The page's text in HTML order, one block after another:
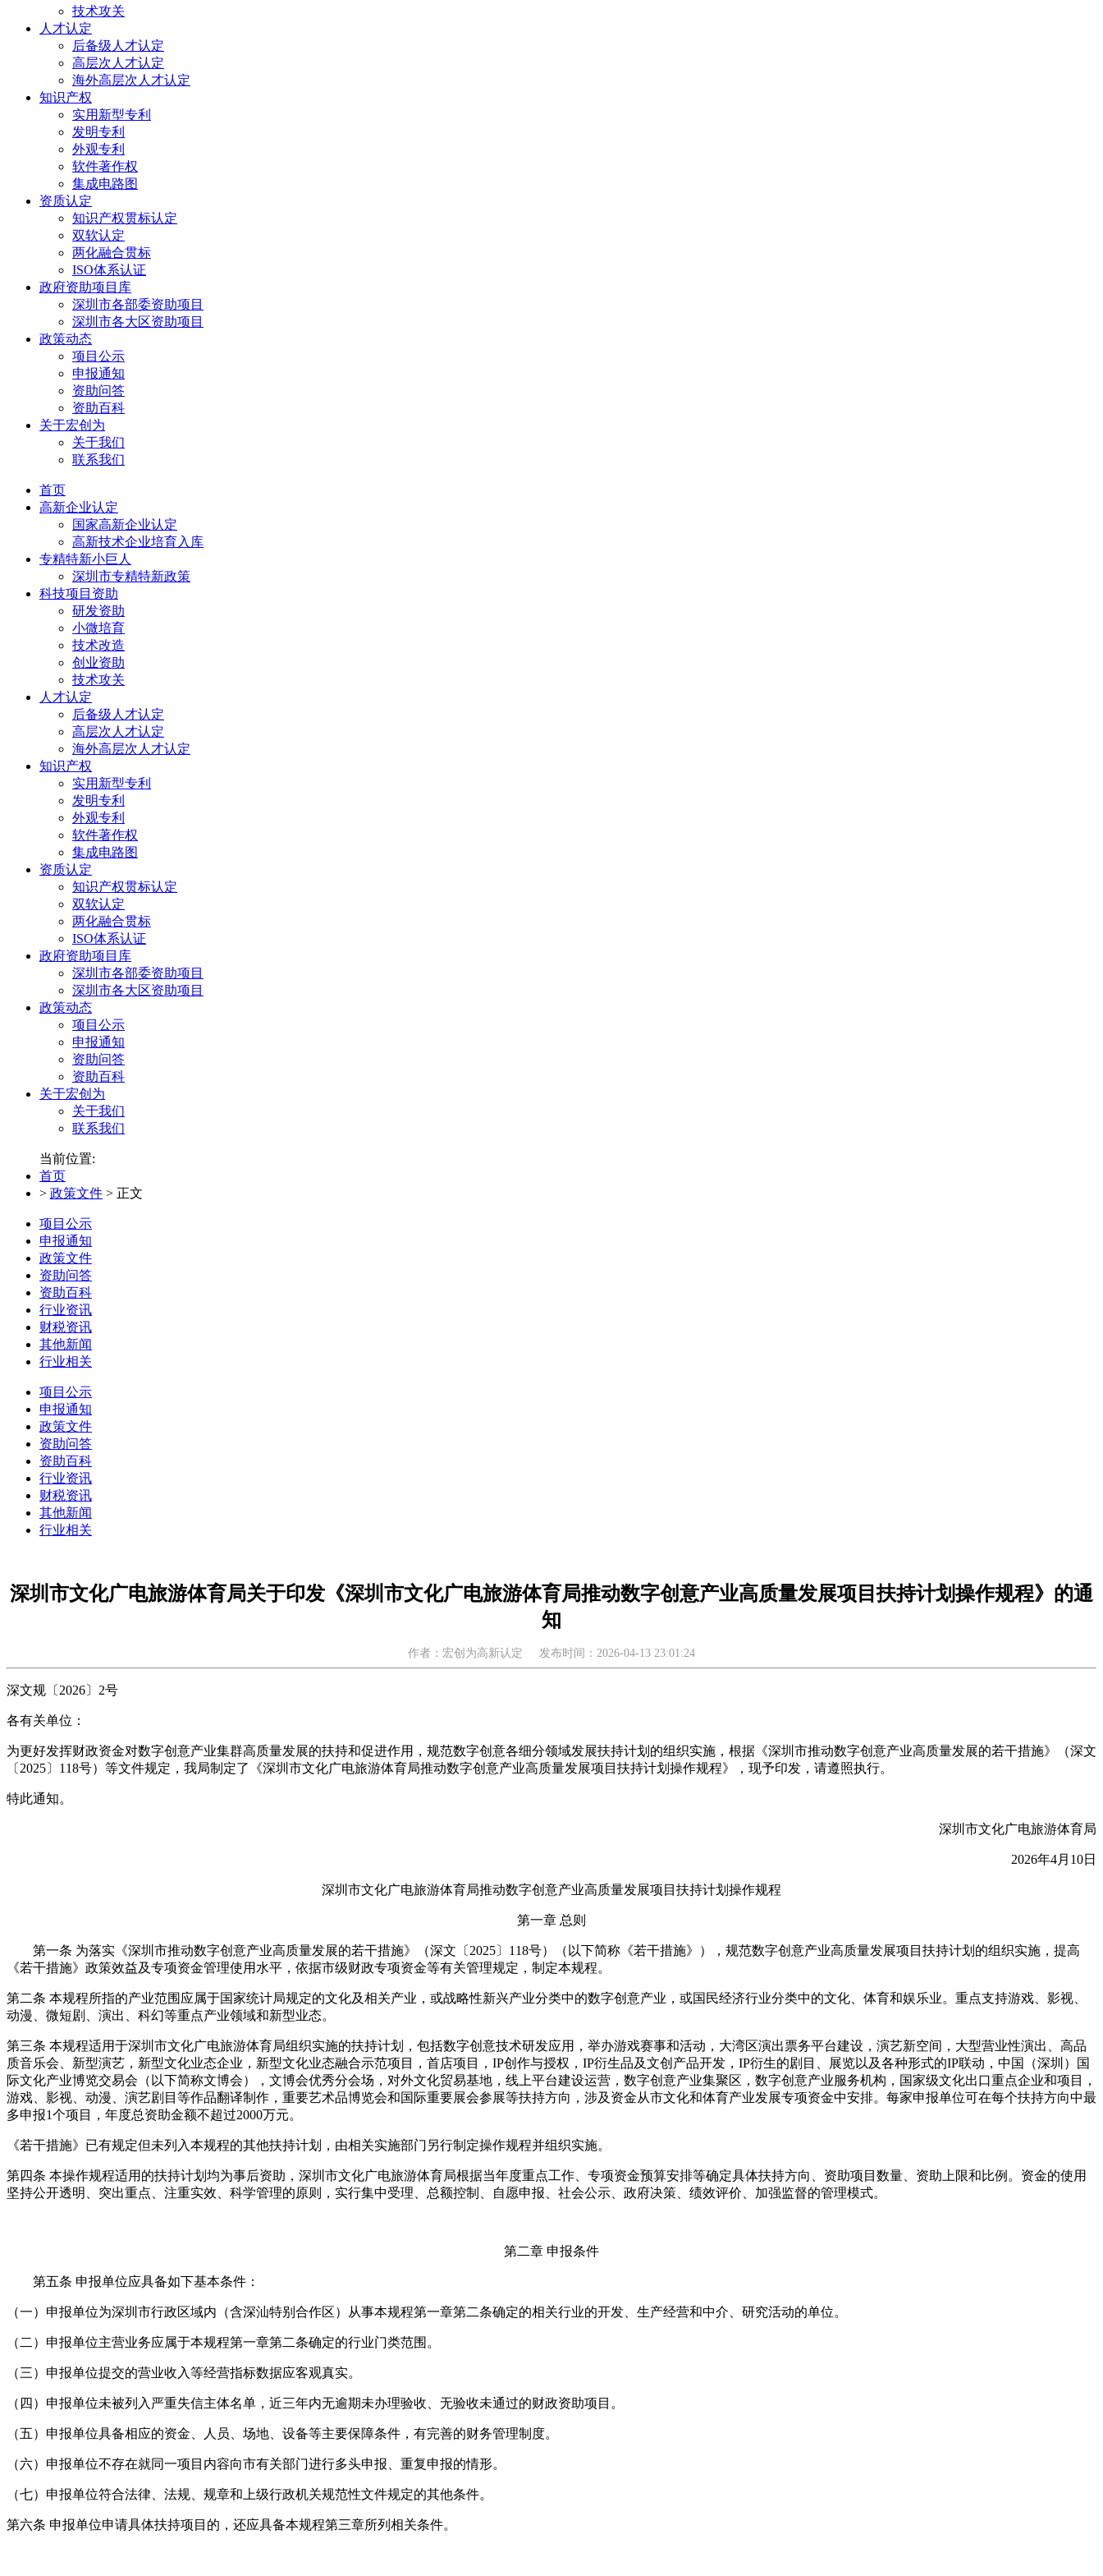
技术攻关
人才认定
后备级人才认定
高层次人才认定
海外高层次人才认定
知识产权
实用新型专利
发明专利
外观专利
软件著作权
集成电路图
资质认定
知识产权贯标认定
双软认定
两化融合贯标
ISO体系认证
政府资助项目库
深圳市各部委资助项目
深圳市各大区资助项目
政策动态
项目公示
申报通知
资助问答
资助百科
关于宏创为
关于我们
联系我们
首页
高新企业认定
国家高新企业认定
高新技术企业培育入库
专精特新小巨人
深圳市专精特新政策
科技项目资助
研发资助
小微培育
技术改造
创业资助
技术攻关
人才认定
后备级人才认定
高层次人才认定
海外高层次人才认定
知识产权
实用新型专利
发明专利
外观专利
软件著作权
集成电路图
资质认定
知识产权贯标认定
双软认定
两化融合贯标
ISO体系认证
政府资助项目库
深圳市各部委资助项目
深圳市各大区资助项目
政策动态
项目公示
申报通知
资助问答
资助百科
关于宏创为
关于我们
联系我们
当前位置:
首页
> 政策文件 > 正文
项目公示
申报通知
政策文件
资助问答
资助百科
行业资讯
财税资讯
其他新闻
行业相关
项目公示
申报通知
政策文件
资助问答
资助百科
行业资讯
财税资讯
其他新闻
行业相关
深圳市文化广电旅游体育局关于印发《深圳市文化广电旅游体育局推动数字创意产业高质量发展项目扶持计划操作规程》的通
知
作者：宏创为高新认定 发布时间：2026-04-13 23:01:24
深文规〔2026〕2号
各有关单位：
为更好发挥财政资金对数字创意产业集群高质量发展的扶持和促进作用，规范数字创意各细分领域发展扶持计划的组织实施，根据《深圳市推动数字创意产业高质量发展的若干措施》（深文
〔2025〕118号）等文件规定，我局制定了《深圳市文化广电旅游体育局推动数字创意产业高质量发展项目扶持计划操作规程》，现予印发，请遵照执行。
特此通知。
深圳市文化广电旅游体育局
2026年4月10日
深圳市文化广电旅游体育局推动数字创意产业高质量发展项目扶持计划操作规程
第一章 总则
第一条 为落实《深圳市推动数字创意产业高质量发展的若干措施》（深文〔2025〕118号）（以下简称《若干措施》），规范数字创意产业高质量发展项目扶持计划的组织实施，提高
《若干措施》政策效益及专项资金管理使用水平，依据市级财政专项资金等有关管理规定，制定本规程。
第二条 本规程所指的产业范围应属于国家统计局规定的文化及相关产业，或战略性新兴产业分类中的数字创意产业，或国民经济行业分类中的文化、体育和娱乐业。重点支持游戏、影视、
动漫、微短剧、演出、科幻等重点产业领域和新型业态。
第三条 本规程适用于深圳市文化广电旅游体育局组织实施的扶持计划，包括数字创意技术研发应用，举办游戏赛事和活动，大湾区演出票务平台建设，演艺新空间，大型营业性演出、高品
质音乐会、新型演艺，新型文化业态企业，新型文化业态融合示范项目，首店项目，IP创作与授权，IP衍生品及文创产品开发，IP衍生的剧目、展览以及各种形式的IP联动，中国（深圳）国
际文化产业博览交易会（以下简称文博会），文博会优秀分会场，对外文化贸易基地，线上平台建设运营，数字创意产业集聚区，数字创意产业服务机构，国家级文化出口重点企业和项目，
游戏、影视、动漫、演艺剧目等作品翻译制作，重要艺术品博览会和国际重要展会参展等扶持方向，涉及资金从市文化和体育产业发展专项资金中安排。每家申报单位可在每个扶持方向中最
多申报1个项目，年度总资助金额不超过2000万元。
《若干措施》已有规定但未列入本规程的其他扶持计划，由相关实施部门另行制定操作规程并组织实施。
第四条 本操作规程适用的扶持计划均为事后资助，深圳市文化广电旅游体育局根据当年度重点工作、专项资金预算安排等确定具体扶持方向、资助项目数量、资助上限和比例。资金的使用
坚持公开透明、突出重点、注重实效、科学管理的原则，实行集中受理、总额控制、自愿申报、社会公示、政府决策、绩效评价、加强监督的管理模式。
第二章 申报条件
第五条 申报单位应具备如下基本条件：
（一）申报单位为深圳市行政区域内（含深汕特别合作区）从事本规程第一章第二条确定的相关行业的开发、生产经营和中介、研究活动的单位。
（二）申报单位主营业务应属于本规程第一章第二条确定的行业门类范围。
（三）申报单位提交的营业收入等经营指标数据应客观真实。
（四）申报单位未被列入严重失信主体名单，近三年内无逾期未办理验收、无验收未通过的财政资助项目。
（五）申报单位具备相应的资金、人员、场地、设备等主要保障条件，有完善的财务管理制度。
（六）申报单位不存在就同一项目内容向市有关部门进行多头申报、重复申报的情形。
（七）申报单位符合法律、法规、规章和上级行政机关规范性文件规定的其他条件。
第六条 申报单位申请具体扶持项目的，还应具备本规程第三章所列相关条件。